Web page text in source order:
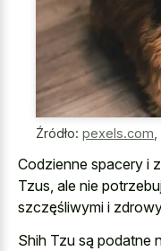
Źródło: pexels.com
Codzienne spacery i
Tzus, ale nie
szczęśliwymi i
Shih Tzu są podatne